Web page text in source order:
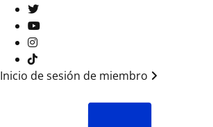
Gorjeo
YouTube
Instagram
Tik Tok
Inicio de sesión de miembro